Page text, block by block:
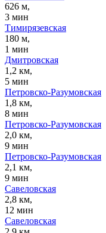
626 м,
3 мин
Тимирязевская
180 м,
1 мин
Дмитровская
1,2 км,
5 мин
Петровско-Разумовская
1,8 км,
8 мин
Петровско-Разумовская
2,0 км,
9 мин
Петровско-Разумовская
2,1 км,
9 мин
Савеловская
2,8 км,
12 мин
Савеловская